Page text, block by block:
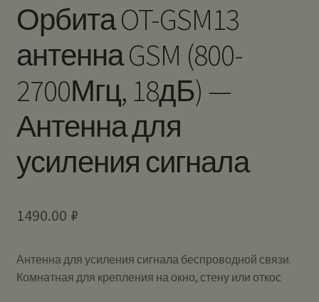
Орбита OT-GSM13
антенна GSM (800-
2700Мгц, 18дБ) —
Антенна для
усиления сигнала
1490.00 ₽
Антенна для усиления сигнала беспроводной связи.
Комнатная для крепления на окно, стену или откос